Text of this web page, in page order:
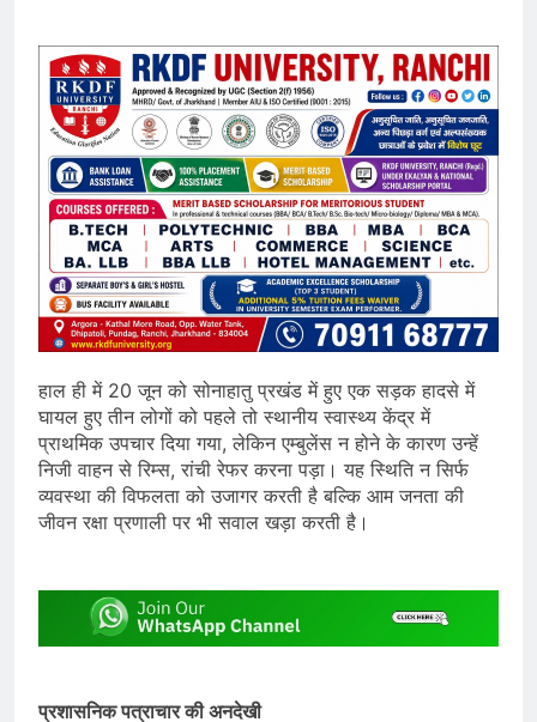
हाल ही में 20 जून को सोनाहातु प्रखंड में हुए एक सड़क हादसे में
घायल हुए तीन लोगों को पहले तो स्थानीय स्वास्थ्य केंद्र में
प्राथमिक उपचार दिया गया, लेकिन एम्बुलेंस न होने के कारण उन्हें
निजी वाहन से रिम्स, रांची रेफर करना पड़ा। यह स्थिति न सिर्फ
व्यवस्था की विफलता को उजागर करती है बल्कि आम जनता की
जीवन रक्षा प्रणाली पर भी सवाल खड़ा करती है।
प्रशासनिक पत्राचार की अनदेखी